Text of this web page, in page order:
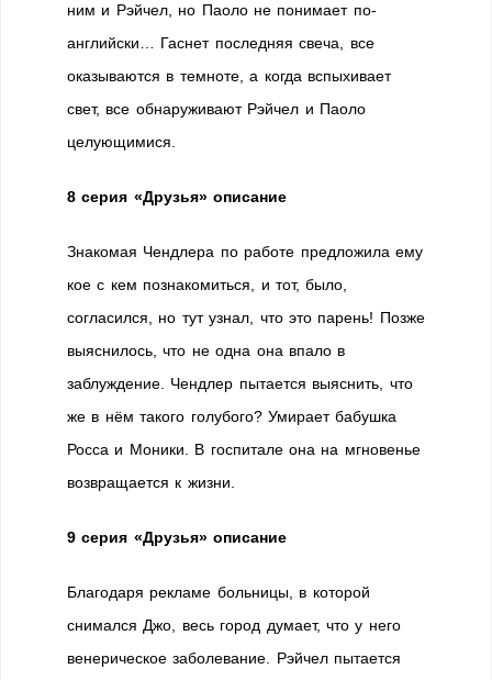
ним и Рэйчел, но Паоло не понимает по-
английски… Гаснет последняя свеча, все
оказываются в темноте, а когда вспыхивает
свет, все обнаруживают Рэйчел и Паоло
целующимися.
8 серия «Друзья» описание
Знакомая Чендлера по работе предложила ему
кое с кем познакомиться, и тот, было,
согласился, но тут узнал, что это парень! Позже
выяснилось, что не одна она впало в
заблуждение. Чендлер пытается выяснить, что
же в нём такого голубого? Умирает бабушка
Росса и Моники. В госпитале она на мгновенье
возвращается к жизни.
9 серия «Друзья» описание
Благодаря рекламе больницы, в которой
снимался Джо, весь город думает, что у него
венерическое заболевание. Рэйчел пытается